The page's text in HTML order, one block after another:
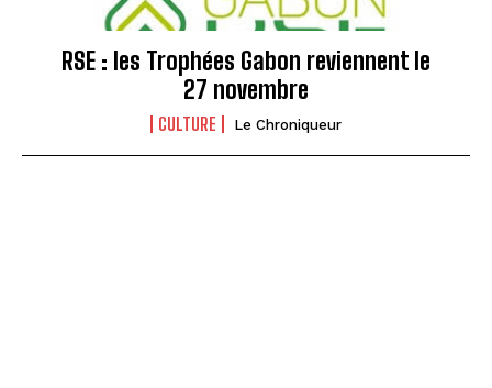
RSE : les Trophées Gabon reviennent le
27 novembre
CULTURE Le Chroniqueur